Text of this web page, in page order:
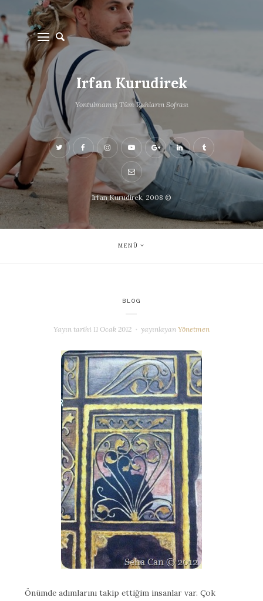
Irfan Kurudirek
Yontulmamış Tüm Ruhların Sofrası
Irfan Kurudirek, 2008 ©
MENÜ
BLOG
Yayın tarihi 11 Ocak 2012 yayınlayanYönetmen
Önümde adımlarını takip ettiğim insanlar var. Çok